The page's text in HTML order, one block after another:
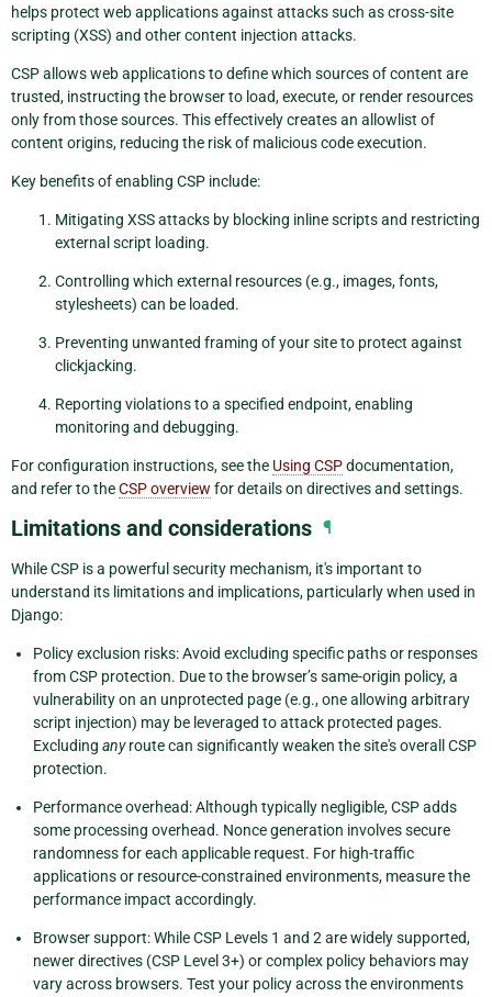
helps protect web applications against attacks such as cross-site
scripting (XSS) and other content injection attacks.
CSP allows web applications to define which sources of content are
trusted, instructing the browser to load, execute, or render resources
only from those sources. This effectively creates an allowlist of
content origins, reducing the risk of malicious code execution.
Key benefits of enabling CSP include:
Mitigating XSS attacks by blocking inline scripts and restricting
external script loading.
Controlling which external resources (e.g., images, fonts,
stylesheets) can be loaded.
Preventing unwanted framing of your site to protect against
clickjacking.
Reporting violations to a specified endpoint, enabling
monitoring and debugging.
For configuration instructions, see the Using CSPdocumentation,
and refer to theCSP overview for details on directives and settings.
Limitations and considerations ¶
While CSP is a powerful security mechanism, it's important to
understand its limitations and implications, particularly when used in
Django:
Policy exclusion risks: Avoid excluding specific paths or responses
from CSP protection. Due to the browser’s same-origin policy, a
vulnerability on an unprotected page (e.g., one allowing arbitrary
script injection) may be leveraged to attack protected pages.
Excluding anyroute can significantly weaken the site's overall CSP
protection.
Performance overhead: Although typically negligible, CSP adds
some processing overhead. Nonce generation involves secure
randomness for each applicable request. For high-traffic
applications or resource-constrained environments, measure the
performance impact accordingly.
Browser support: While CSP Levels 1 and 2 are widely supported,
newer directives (CSP Level 3+) or complex policy behaviors may
vary across browsers. Test your policy across the environments